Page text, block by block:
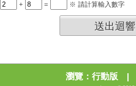
+ = ※ 請計算輸入數字
送出迴響
瀏覽： 行動版